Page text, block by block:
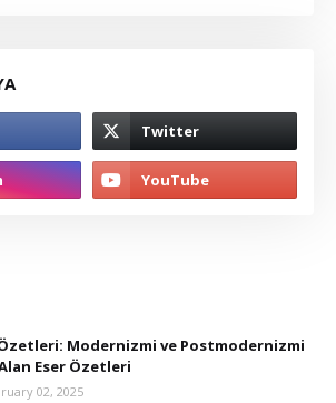
Modernizmi ve Postmodernizmi
Eser Özetleri
02, 2025